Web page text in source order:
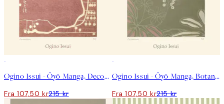
Ogino Issui - Ōyō Manga, Decorative Study Plakat
Fra 107,50 kr215 kr
Ogino Issui - Ōyō Manga, Botanical Study Plakat
Fra 107,50 kr215 kr